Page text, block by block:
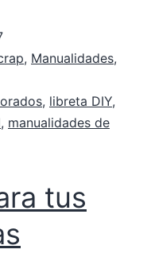
, Manualidades,
, libreta DIY,
, manualidades de
tus